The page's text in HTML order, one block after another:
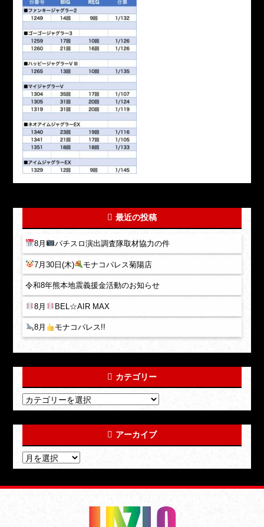
最近の投稿
8月 パチスロ演出調査隊取材協力の件
7月30日(木) モナコパレス菊陽店
令和8年熊本地震義援金活動のお知らせ
8月 BEL☆AIR MAX
8月 モナコパレス!!
カテゴリー
アーカイブ